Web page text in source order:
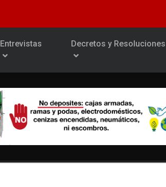
Entrevistas Decretos y Resoluciones